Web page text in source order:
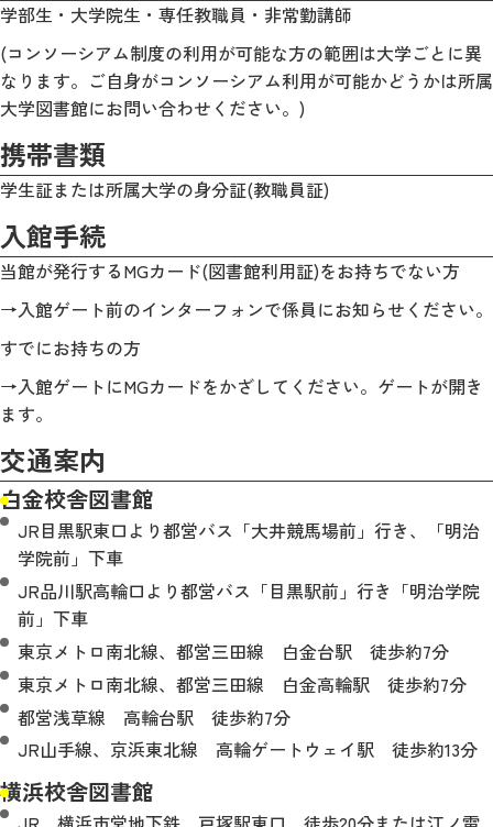
学部生・大学院生・専任教職員・非常勤講師
(コンソーシアム制度の利用が可能な方の範囲は大学ごとに異
なります。ご自身がコンソーシアム利用が可能かどうかは所属
大学図書館にお問い合わせください。)
携帯書類
学生証または所属大学の身分証(教職員証)
入館手続
当館が発行するMGカード(図書館利用証)をお持ちでない方
→入館ゲート前のインターフォンで係員にお知らせください。
すでにお持ちの方
→入館ゲートにMGカードをかざしてください。ゲートが開き
ます。
交通案内
白金校舎図書館
JR目黒駅東口より都営バス「大井競馬場前」行き、「明治
学院前」下車
JR品川駅高輪口より都営バス「目黒駅前」行き「明治学院
前」下車
東京メトロ南北線、都営三田線 白金台駅 徒歩約7分
東京メトロ南北線、都営三田線 白金高輪駅 徒歩約7分
都営浅草線 高輪台駅 徒歩約7分
JR山手線、京浜東北線 高輪ゲートウェイ駅 徒歩約13分
横浜校舎図書館